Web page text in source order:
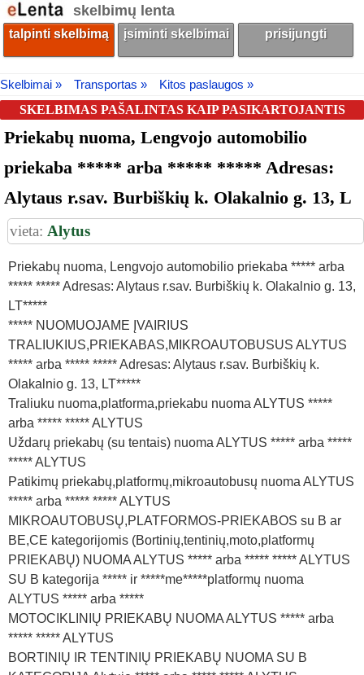
skelbimų lenta
talpinti skelbimą įsiminti skelbimai prisijungti
Skelbimai » Transportas »
Kitos paslaugos »
SKELBIMAS PAŠALINTAS KAIP PASIKARTOJANTIS
Priekabų nuoma, Lengvojo automobilio
priekaba ***** arba ***** ***** Adresas:
Alytaus r.sav. Burbiškių k. Olakalnio g. 13, L
vieta: Alytus
Priekabų nuoma, Lengvojo automobilio priekaba ***** arba
***** ***** Adresas: Alytaus r.sav. Burbiškių k. Olakalnio g. 13,
LT*****
***** NUOMUOJAME ĮVAIRIUS
TRALIUKIUS,PRIEKABAS,MIKROAUTOBUSUS ALYTUS
***** arba ***** ***** Adresas: Alytaus r.sav. Burbiškių k.
Olakalnio g. 13, LT*****
Traliuku nuoma,platforma,priekabu nuoma ALYTUS *****
arba ***** ***** ALYTUS
Uždarų priekabų (su tentais) nuoma ALYTUS ***** arba *****
***** ALYTUS
Patikimų priekabų,platformų,mikroautobusų nuoma ALYTUS
***** arba ***** ***** ALYTUS
MIKROAUTOBUSŲ,PLATFORMOS-PRIEKABOS su B ar
BE,CE kategorijomis (Bortinių,tentinių,moto,platformų
PRIEKABŲ) NUOMA ALYTUS ***** arba ***** ***** ALYTUS
SU B kategorija ***** ir *****me*****platformų nuoma
ALYTUS ***** arba *****
MOTOCIKLINIŲ PRIEKABŲ NUOMA ALYTUS ***** arba
***** ***** ALYTUS
BORTINIŲ IR TENTINIŲ PRIEKABŲ NUOMA SU B